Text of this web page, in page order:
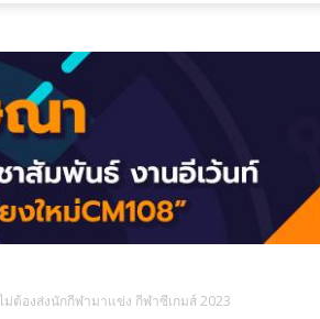
ม่ต้องส่งนักกีฬามาแข่ง กีฬาซีเกมส์ 2023